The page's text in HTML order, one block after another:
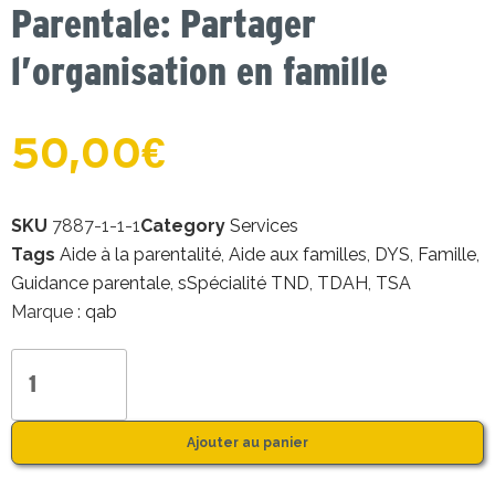
Parentale: Partager
l’organisation en famille
50,00€
SKU 7887-1-1-1 Category Services
Tags Aide à la parentalité Aide aux familles DYS Famille
Guidance parentale sSpécialité TND TDAH TSA
Marque : qab
Ajouter au panier